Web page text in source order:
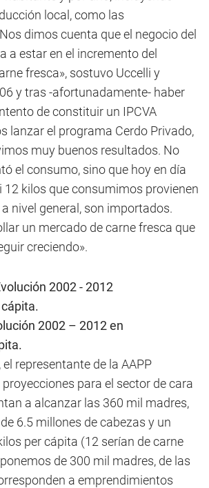
local, como las
dimos cuenta que el negocio del
a estar en el incremento del
fresca», sostuvo Uccelli y
y tras -afortunadamente- haber
de constituir un IPCVA
lanzar el programa Cerdo Privado,
muy buenos resultados. No
el consumo, sino que hoy en día
12 kilos que consumimos provienen
nivel general, son importados.
un mercado de carne fresca que
creciendo».
2002 – 2012 en
representante de la AAPP
para el sector de cara
a alcanzar las 360 mil madres,
6.5 millones de cabezas y un
per cápita (12 serían de carne
de 300 mil madres, de las
a emprendimientos